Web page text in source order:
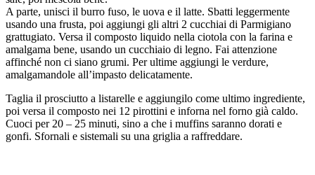
A parte, unisci il burro fuso, le uova e il latte. Sbatti leggermente
usando una frusta, poi aggiungi gli altri 2 cucchiai di Parmigiano
grattugiato. Versa il composto liquido nella ciotola con la farina e
amalgama bene, usando un cucchiaio di legno. Fai attenzione
affinché non ci siano grumi. Per ultime aggiungi le verdure,
amalgamandole all’impasto delicatamente.
Taglia il prosciutto a listarelle e aggiungilo come ultimo ingrediente,
poi versa il composto nei 12 pirottini e inforna nel forno già caldo.
Cuoci per 20 – 25 minuti, sino a che i muffins saranno dorati e
gonfi. Sfornali e sistemali su una griglia a raffreddare.